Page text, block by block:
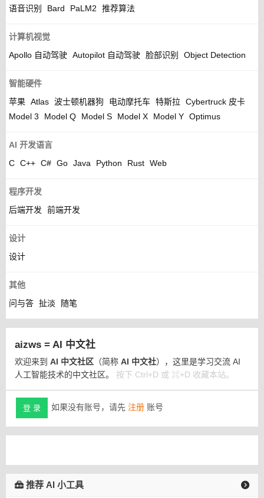
语音识别
Bard PaLM2 推荐算法
计算机视觉
Apollo 自动驾驶
Autopilot 自动驾驶 脸部识别 Object Detection
智能硬件
苹果 Atlas 波士顿机器狗 电动摩托车 特斯拉 Cybertruck 皮卡
Model 3
Model Q Model S Model X Model Y Optimus
AI 开发语言
C C++ C# Go Java Python Rust Web
程序开发
后端开发
前端开发
设计
设计
其他
问与答 扯淡 随笔
aizws = AI 中文社
欢迎来到 AI 中文社区 （简称 AI 中文社），这里是学习交流 AI
人工智能技术的中文社区。 按下 Ctrl+D 或 ⌘+D 收藏本站。
登 录 如果没有账号，请先 注册 账号
推荐 AI 小工具